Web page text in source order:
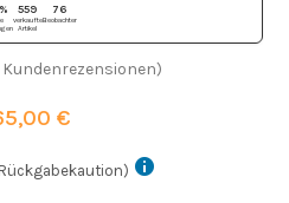
559
verkaufte
Artikel
76
Beobachter
Kundenrezensionen)
€
Rückgabekaution)